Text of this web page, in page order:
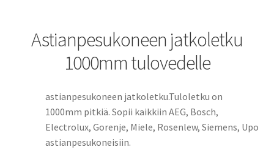
Astianpesukoneen jatkoletku
1000mm tulovedelle
astianpesukoneen jatkoletku.Tuloletku on
1000mm pitkiä. Sopii kaikkiin AEG, Bosch,
Electrolux, Gorenje, Miele, Rosenlew, Siemens, Upo
astianpesukoneisiin.